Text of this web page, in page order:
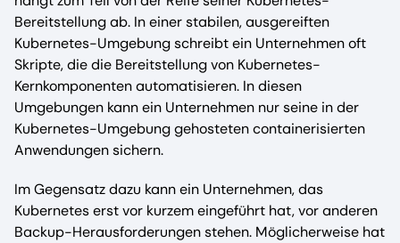
Bereitstellung ab. In einer stabilen, ausgereiften
Kubernetes-Umgebung schreibt ein Unternehmen oft
Skripte, die die Bereitstellung von Kubernetes-
Kernkomponenten automatisieren. In diesen
Umgebungen kann ein Unternehmen nur seine in der
Kubernetes-Umgebung gehosteten containerisierten
Anwendungen sichern.
Im Gegensatz dazu kann ein Unternehmen, das
Kubernetes erst vor kurzem eingeführt hat, vor anderen
Backup-Herausforderungen stehen. Möglicherweise hat